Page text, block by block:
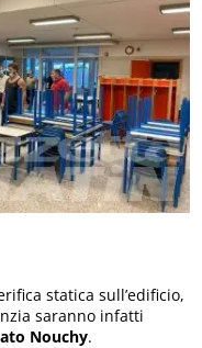
statica sull’edificio,
saranno infatti
Nouchy.